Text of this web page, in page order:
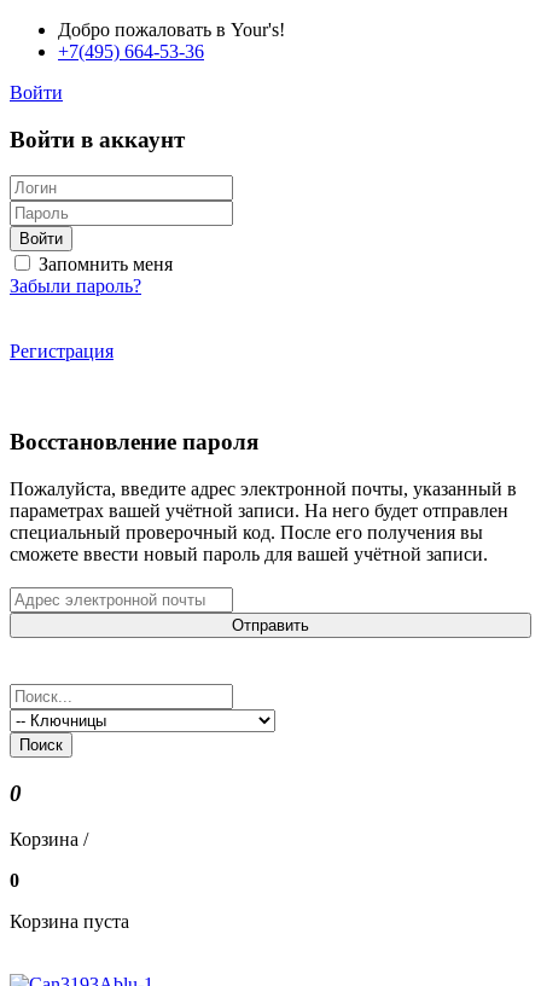
Добро пожаловать в Your's!
+7(495) 664-53-36
Войти
Войти в аккаунт
Войти
Запомнить меня
Забыли пароль?
Регистрация
Восстановление пароля
Пожалуйста, введите адрес электронной почты, указанный в
параметрах вашей учётной записи. На него будет отправлен
специальный проверочный код. После его получения вы
сможете ввести новый пароль для вашей учётной записи.
Отправить
Поиск
0
Корзина /
0
Корзина пуста